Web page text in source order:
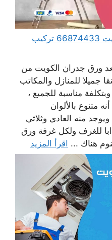
فني تركيب ورق جدران الكويت 66874433 تركيب
ورق جدران الكويت من
جميلا للمنازل والمكاتب
مناسبة للجميع ،
متنوع بالألوان
منه العادي وثلاثي
للغرف ولكل غرفة ورق
هناك ... اقرأ المزيد